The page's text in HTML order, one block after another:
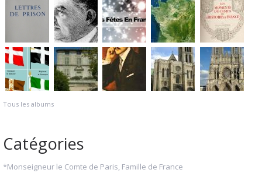
Tous les albums
Catégories
*Monseigneur le Comte de Paris, Famille de France